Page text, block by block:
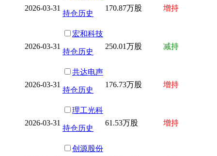
2026-03-31
持仓历史
170.87万股 增持
2026-03-31
宏和科技
持仓历史
250.01万股 减持
2026-03-31
共达电声
持仓历史
176.73万股 增持
2026-03-31
理工光科
持仓历史
61.53万股 增持
创源股份